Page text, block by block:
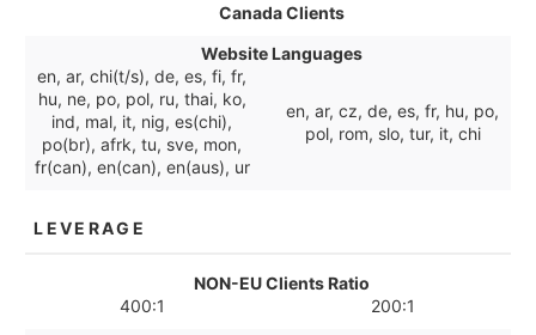
Canada Clients
Website Languages
en, ar, chi(t/s), de, es, fi, fr,
hu, ne, po, pol, ru, thai, ko,
ind, mal, it, nig, es(chi),
po(br), afrk, tu, sve, mon,
fr(can), en(can), en(aus), ur
en, ar, cz, de, es, fr, hu, po,
pol, rom, slo, tur, it, chi
LEVERAGE
NON-EU Clients Ratio
400:1
200:1